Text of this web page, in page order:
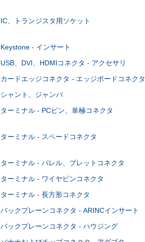
IC、トランジスタ用ソケット
Keystone - インサート
USB、DVI、HDMIコネクタ - アクセサリ
カードエッジコネクタ - エッジボードコネクタ
シャント、ジャンパ
ターミナル - PCピン、単極コネクタ
ターミナル - スペードコネクタ
ターミナル - バレル、ブレットコネクタ
ターミナル - ワイヤピンコネクタ
ターミナル - 長方形コネクタ
バックプレーンコネクタ - ARINCインサート
バックプレーンコネクタ - ハウジング